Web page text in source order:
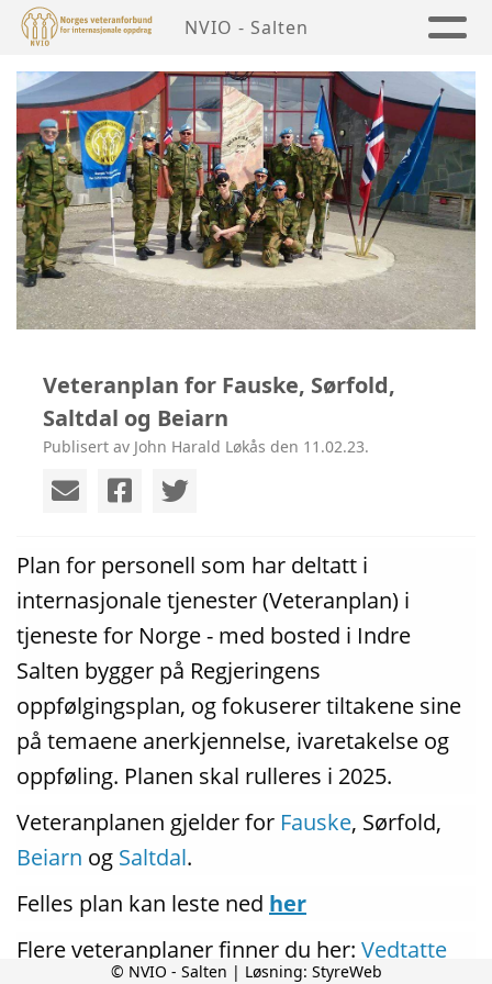
NVIO - Salten
Veteranplan for Fauske, Sørfold,
Saltdal og Beiarn
Publisert av John Harald Løkås den 11.02.23.
Plan for personell som har deltatt i
internasjonale tjenester (Veteranplan) i
tjeneste for Norge - med bosted i Indre
Salten bygger på Regjeringens
oppfølgingsplan, og fokuserer tiltakene sine
på temaene anerkjennelse, ivaretakelse og
oppføling. Planen skal rulleres i 2025.
Veteranplanen gjelder for Fauske, Sørfold,
Beiarn og Saltdal.
Felles plan kan leste ned her
Flere veteranplaner finner du her: Vedtatte
© NVIO - Salten | Løsning: StyreWeb